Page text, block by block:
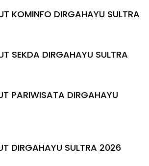
KOMINFO DIRGAHAYU SULTRA
SEKDA DIRGAHAYU SULTRA
PARIWISATA DIRGAHAYU
DIRGAHAYU SULTRA 2026